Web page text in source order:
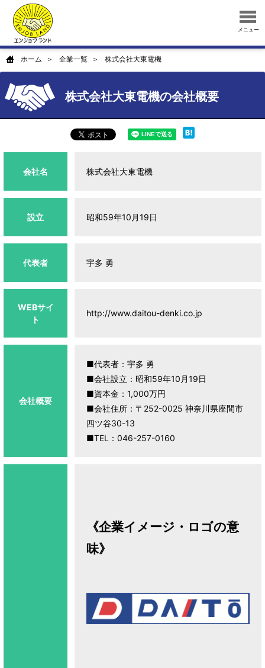
メニュー
ホーム 企業一覧 株式会社大東電機
株式会社大東電機の会社概要
会社名 株式会社大東電機
設立 昭和59年10月19日
代表者 宇多 勇
WEBサイ
ト
http://www.daitou-denki.co.jp
会社概要
■代表者：宇多 勇
■会社設立：昭和59年10月19日
■資本金：1,000万円
■会社住所：〒252-0025 神奈川県座間市
四ツ谷30-13
■TEL：046-257-0160
《企業イメージ・ロゴの意
味》